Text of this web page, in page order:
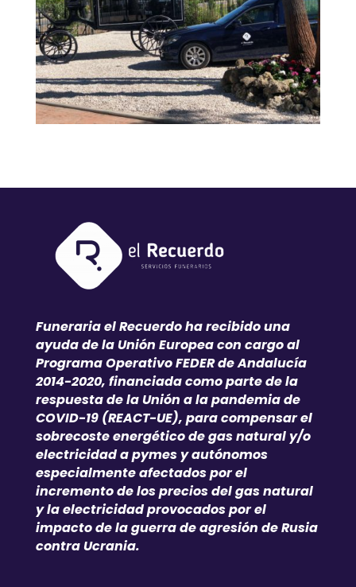
Funeraria el Recuerdo ha recibido una
ayuda de la Unión Europea con cargo al
Programa Operativo FEDER de Andalucía
2014-2020, financiada como parte de la
respuesta de la Unión a la pandemia de
COVID-19 (REACT-UE), para compensar el
sobrecoste energético de gas natural y/o
electricidad a pymes y autónomos
especialmente afectados por el
incremento de los precios del gas natural
y la electricidad provocados por el
impacto de la guerra de agresión de Rusia
contra Ucrania.